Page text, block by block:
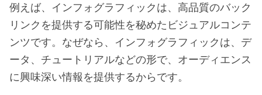
例えば、インフォグラフィックは、高品質のバック
リンクを提供する可能性を秘めたビジュアルコンテ
ンツです。なぜなら、インフォグラフィックは、デ
ータ、チュートリアルなどの形で、オーディエンス
に興味深い情報を提供するからです。